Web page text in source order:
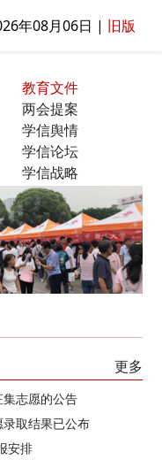
年08月06日 | 旧版
教育文件
两会提案
学信舆情
学信论坛
学信战略
曝光台
更多
志愿的公告
取结果已公布
安排